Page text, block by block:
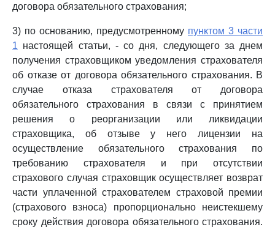
договора обязательного страхования;
3) по основанию, предусмотренному пунктом 3 части
1 настоящей статьи, - со дня, следующего за днем
получения страховщиком уведомления страхователя
об отказе от договора обязательного страхования. В
случае отказа страхователя от договора
обязательного страхования в связи с принятием
решения о реорганизации или ликвидации
страховщика, об отзыве у него лицензии на
осуществление обязательного страхования по
требованию страхователя и при отсутствии
страхового случая страховщик осуществляет возврат
части уплаченной страхователем страховой премии
(страхового взноса) пропорционально неистекшему
сроку действия договора обязательного страхования.